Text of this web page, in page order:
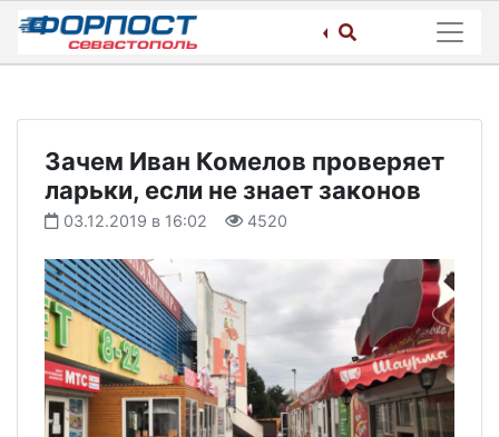
Skip
content
Зачем Иван Комелов проверяет
ларьки, если не знает законов
03.12.2019 в 16:02 4520